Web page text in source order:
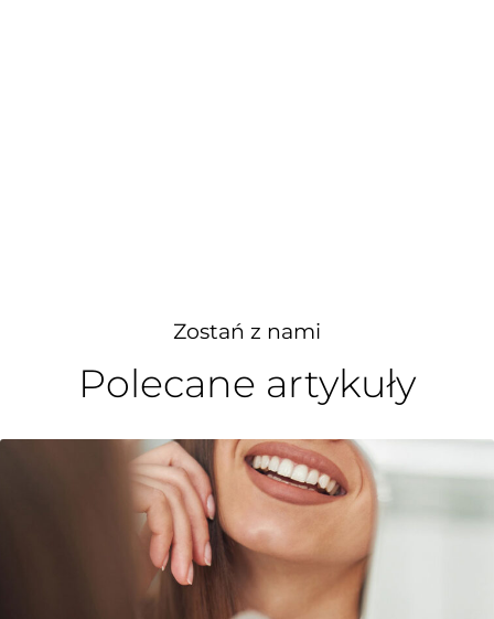
Zostań z nami
Polecane artykuły